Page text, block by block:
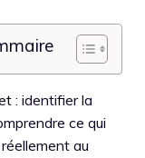
: identifier la
ce qui
au